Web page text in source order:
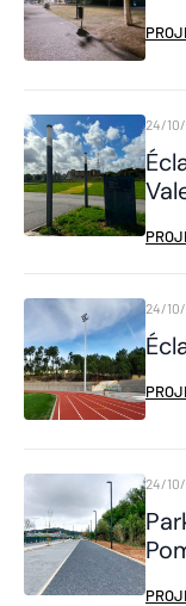
24/
24/
24/